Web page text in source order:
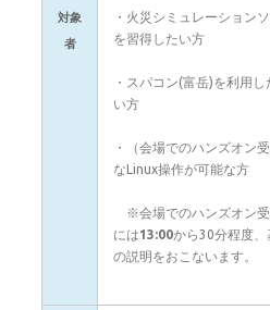
対象
者
・火災シミュレーション
を習得したい方
・スパコン(富岳)を利用
い方
・（会場でのハンズオン
なLinux操作が可能な方
※会場でのハンズオン受
には13:00から30分程度
の説明をおこないます。